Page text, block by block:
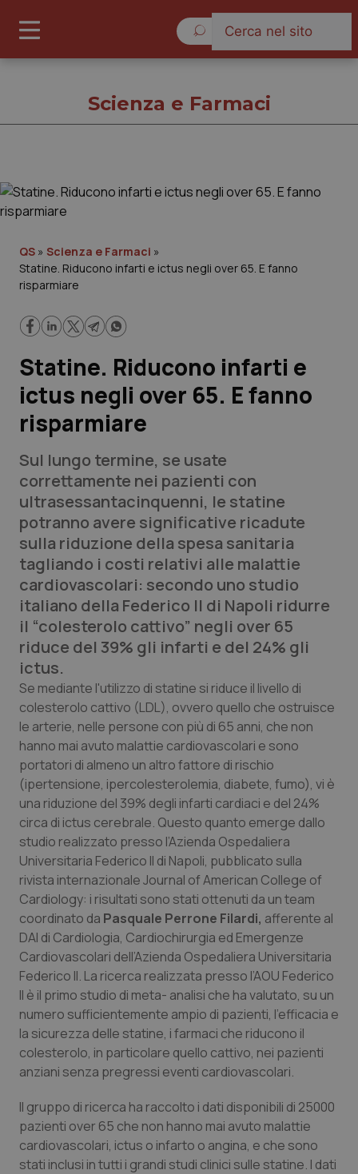
Governo e Parlamento
Regioni e Asl
Lavoro e Professioni
Scienza e Farmaci
Studi e Analisi
Lettere al direttore
Edizioni Regionali
QS Pro
Professionisti Sanitari.AI
Abruzzo
Basilicata
Calabria
Campania
Emilia-Romagna
Friuli Venezia Giulia
Lazio
Liguria
Lombardia
Marche
Molise
Piemonte
Provincia Autonoma di Bolzano
QS Pro Gold
Artrite & artrosi
Asma & BPCO
Car-T
Colesterolo & coronaropatie
Dermatite Atopica
Diabete & glucometri
Disturbi dell’umore
Dolore
Donna & Salute
Epatiti
HIV
Infezioni & Febbre
QS Club Newsletter
Scienza e Farmaci
QS » Scienza e Farmaci »
Statine. Riducono infarti e ictus negli over 65. E fanno
risparmiare
Statine. Riducono infarti e
ictus negli over 65. E fanno
risparmiare
Sul lungo termine, se usate
correttamente nei pazienti con
ultrasessantacinquenni, le statine
potranno avere significative ricadute
sulla riduzione della spesa sanitaria
tagliando i costi relativi alle malattie
cardiovascolari: secondo uno studio
italiano della Federico II di Napoli ridurre
il “colesterolo cattivo” negli over 65
riduce del 39% gli infarti e del 24% gli
ictus.
Se mediante l'utilizzo di statine si riduce il livello di
colesterolo cattivo (LDL), ovvero quello che ostruisce
le arterie, nelle persone con più di 65 anni, che non
hanno mai avuto malattie cardiovascolari e sono
portatori di almeno un altro fattore di rischio
(ipertensione, ipercolesterolemia, diabete, fumo), vi è
una riduzione del 39% degli infarti cardiaci e del 24%
circa di ictus cerebrale. Questo quanto emerge dallo
studio realizzato presso l’Azienda Ospedaliera
Universitaria Federico II di Napoli, pubblicato sulla
rivista internazionaleJournal of American College of
Cardiology: i risultati sono stati ottenuti da un team
coordinato da Pasquale Perrone Filardi, afferente al
DAI di Cardiologia, Cardiochirurgia ed Emergenze
Cardiovascolari dell’Azienda Ospedaliera Universitaria
Federico II. La ricerca realizzata presso l’AOU Federico
II è il primo studio di meta- analisi che ha valutato, su un
numero sufficientemente ampio di pazienti, l’efficacia e
la sicurezza delle statine, i farmaci che riducono il
colesterolo, in particolare quello cattivo, nei pazienti
anziani senza pregressi eventi cardiovascolari.
Il gruppo di ricerca ha raccolto i dati disponibili di 25000
pazienti over 65 che non hanno mai avuto malattie
cardiovascolari, ictus o infarto o angina, e che sono
stati inclusi in tutti i grandi studi clinici sulle statine. I dati